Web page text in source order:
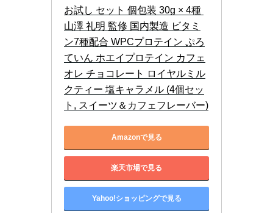
お試し セット 個包装 30g × 4種
山澤 礼明 監修 国内製造 ビタミ
ン7種配合 WPCプロテイン ぷろ
ていん ホエイプロテイン カフェ
オレ チョコレート ロイヤルミル
クティー 塩キャラメル (4個セッ
ト, スイーツ＆カフェフレーバー)
Amazonで見る
楽天市場で見る
Yahoo!ショッピングで見る